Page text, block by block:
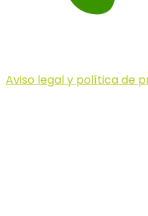
Aviso legal y política de